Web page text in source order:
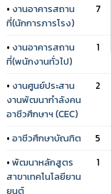
• งานอาคารสถาน
ที่(นักการภารโรง)
7
• งานอาคารสถาน
ที่(พนักงานทั่วไป)
1
• งานศูนย์ประสาน
งานพัฒนากำลังคน
อาชีวศึกษาฯ (CEC)
2
• อาชีวศึกษาบัณฑิต
5
• พัฒนาหลักสูตร
สาขาเทคโนโลยียาน
ยนต์
1